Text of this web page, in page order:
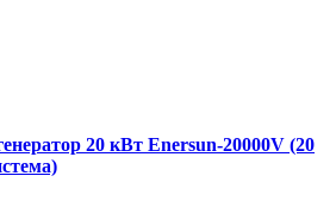
20 кВт Enersun-20000V (20